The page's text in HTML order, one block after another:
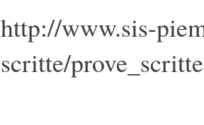
http://www.sis-
scritte/